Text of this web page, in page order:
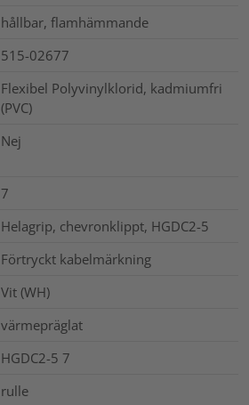
hållbar, flamhämmande
515-02677
Flexibel Polyvinylklorid, kadmiumfri
(PVC)
Nej
7
Helagrip, chevronklippt, HGDC2-5
Förtryckt kabelmärkning
Vit (WH)
värmepräglat
HGDC2-5 7
rulle